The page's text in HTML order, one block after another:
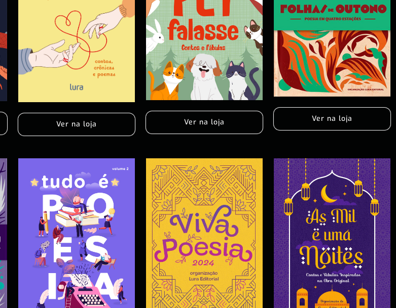
Ver na loja Ver na loja Ver na loja